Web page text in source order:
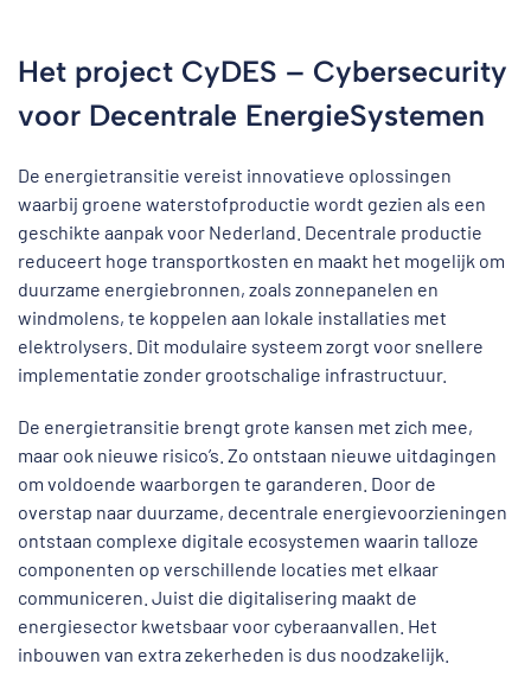
Het project CyDES – Cybersecurity
voor Decentrale EnergieSystemen
De energietransitie vereist innovatieve oplossingen
waarbij groene waterstofproductie wordt gezien als een
geschikte aanpak voor Nederland. Decentrale productie
reduceert hoge transportkosten en maakt het mogelijk om
duurzame energiebronnen, zoals zonnepanelen en
windmolens, te koppelen aan lokale installaties met
elektrolysers. Dit modulaire systeem zorgt voor snellere
implementatie zonder grootschalige infrastructuur.
De energietransitie brengt grote kansen met zich mee,
maar ook nieuwe risico’s. Zo ontstaan nieuwe uitdagingen
om voldoende waarborgen te garanderen. Door de
overstap naar duurzame, decentrale energievoorzieningen
ontstaan complexe digitale ecosystemen waarin talloze
componenten op verschillende locaties met elkaar
communiceren. Juist die digitalisering maakt de
energiesector kwetsbaar voor cyberaanvallen. Het
inbouwen van extra zekerheden is dus noodzakelijk.